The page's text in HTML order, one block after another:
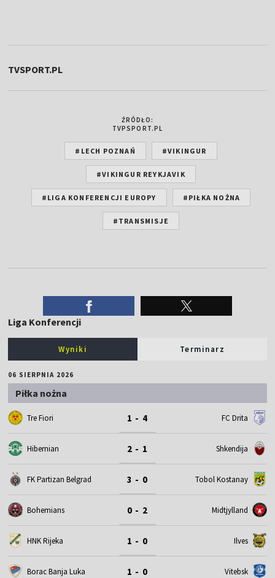
TVSPORT.PL
ŹRÓDŁO:
TVPSPORT.PL
#LECH POZNAŃ #VIKINGUR
#VIKINGUR REYKJAVIK
#LIGA KONFERENCJI EUROPY #PIŁKA NOŻNA
#TRANSMISJE
Liga Konferencji
Wyniki Terminarz
06 SIERPNIA 2026
Piłka nożna
Tre Fiori 1 - 4 FC Drita
Hibernian 2 - 1 Shkendija
FK Partizan Belgrad 3 - 0 Tobol Kostanay
Bohemians 0 - 2 Midtjylland
HNK Rijeka 1 - 0 Ilves
Borac Banja Luka 1 - 0 Vitebsk